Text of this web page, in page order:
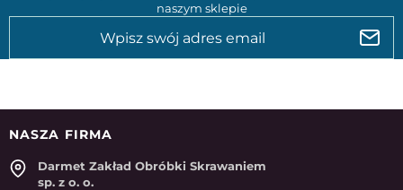
naszym sklepie
NASZA FIRMA
Darmet Zakład Obróbki Skrawaniem
sp. z o. o.